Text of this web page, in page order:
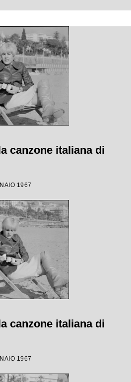
canzone italiana di
1967
canzone italiana di
1967